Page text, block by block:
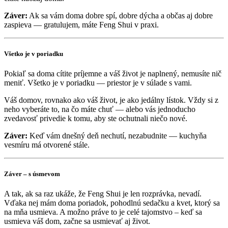
Záver: Ak sa vám doma dobre spí, dobre dýcha a občas aj dobre
zaspieva — gratulujem, máte Feng Shui v praxi.
Všetko je v poriadku
Pokiaľ sa doma cítite príjemne a váš život je naplnený, nemusíte nič
meniť. Všetko je v poriadku — priestor je v súlade s vami.
Váš domov, rovnako ako váš život, je ako jedálny lístok. Vždy si z
neho vyberáte to, na čo máte chuť — alebo vás jednoducho
zvedavosť privedie k tomu, aby ste ochutnali niečo nové.
Záver: Keď vám dnešný deň nechutí, nezabudnite — kuchyňa
vesmíru má otvorené stále.
Záver – s úsmevom
A tak, ak sa raz ukáže, že Feng Shui je len rozprávka, nevadí.
Vďaka nej mám doma poriadok, pohodlnú sedačku a kvet, ktorý sa
na mňa usmieva. A možno práve to je celé tajomstvo – keď sa
usmieva váš dom, začne sa usmievať aj život.